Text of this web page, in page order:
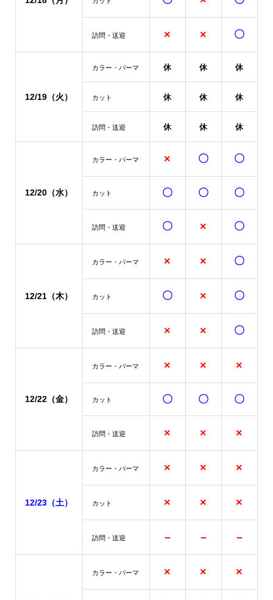
訪問・送迎 × × 〇
12/19（火）
カラー・パーマ 休 休 休
カット 休 休 休
訪問・送迎 休 休 休
12/20（水）
カラー・パーマ × 〇 〇
カット 〇 〇 〇
訪問・送迎 〇 × 〇
12/21（木）
カラー・パーマ × × 〇
カット 〇 × 〇
訪問・送迎 × × 〇
12/22（金）
カラー・パーマ × × ×
カット 〇 〇 〇
訪問・送迎 × × ×
12/23（土）
カラー・パーマ × × ×
カット × × ×
訪問・送迎 – – –
カラー・パーマ × × ×